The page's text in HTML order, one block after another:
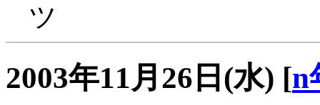
ツ
2003年11月26日(水) [n